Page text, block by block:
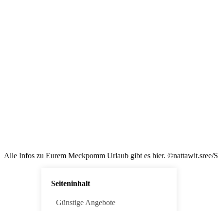
Alle Infos zu Eurem Meckpomm Urlaub gibt es hier. ©nattawit.sree/
Seiteninhalt
Günstige Angebote